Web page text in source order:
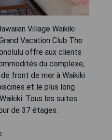
Village Waikiki
Vacation Club The
offre aux clients
du complexe,
front de mer à Waikiki
et le plus long
Tous les suites
de 37 étages.